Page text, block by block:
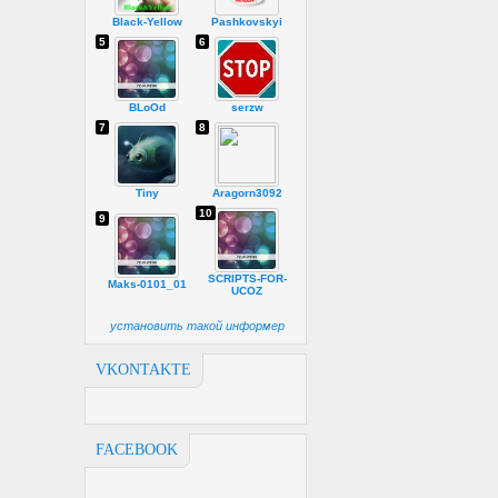
Black-Yellow Pashkovskyi
BLoOd
5
serzw
6
Tiny
7
Aragorn3092
8
Maks-0101_01
9
SCRIPTS-FOR-
UCOZ
10
установить такой информер
VKONTAKTE
FACEBOOK